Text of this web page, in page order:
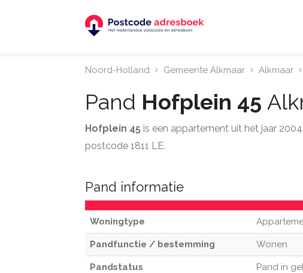
Noord-Holland Gemeente Alkmaar Alkmaar
Pand Hofplein 45
Hofplein 45 is een appartement uit het jaar
postcode 1811 LE.
Pand informatie
Woningtype
Pandfunctie / bestemming Wonen
Pandstatus Pand in